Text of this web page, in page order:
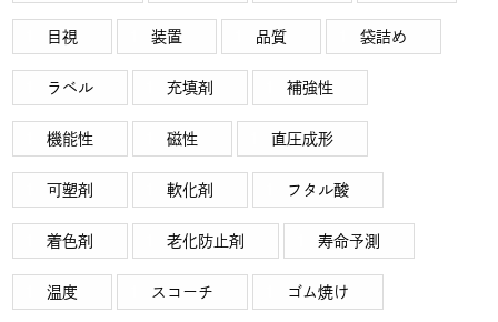
目視 装置 品質 袋詰め
ラベル 充填剤 補強性
機能性 磁性 直圧成形
可塑剤 軟化剤 フタル酸
着色剤 老化防止剤 寿命予測
温度 スコーチ ゴム焼け